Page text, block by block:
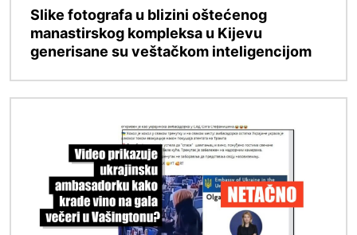
Slike fotografa u blizini oštećenog
manastirskog kompleksa u Kijevu
generisane su veštačkom inteligencijom